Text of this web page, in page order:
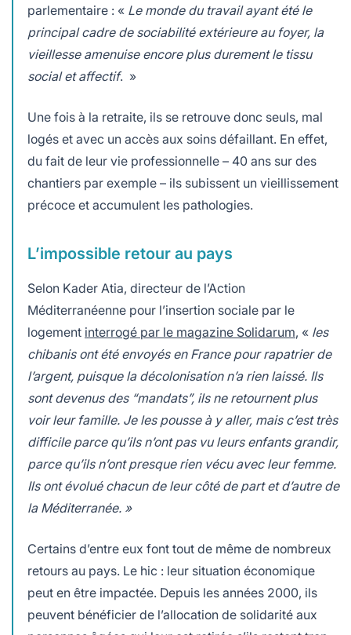
parlementaire : « Le monde du travail ayant été le
principal cadre de sociabilité extérieure au foyer, la
vieillesse amenuise encore plus durement le tissu
social et affectif. »
Une fois à la retraite, ils se retrouve donc seuls, mal
logés et avec un accès aux soins défaillant. En effet,
du fait de leur vie professionnelle – 40 ans sur des
chantiers par exemple – ils subissent un vieillissement
précoce et accumulent les pathologies.
L’impossible retour au pays
Selon Kader Atia, directeur de l’Action
Méditerranéenne pour l’insertion sociale par le
logement interrogé par le magazine Solidarum, « les
chibanis ont été envoyés en France pour rapatrier de
l’argent, puisque la décolonisation n’a rien laissé. Ils
sont devenus des “mandats”, ils ne retournent plus
voir leur famille. Je les pousse à y aller, mais c’est très
difficile parce qu’ils n’ont pas vu leurs enfants grandir,
parce qu’ils n’ont presque rien vécu avec leur femme.
Ils ont évolué chacun de leur côté de part et d’autre de
la Méditerranée. »
Certains d’entre eux font tout de même de nombreux
retours au pays. Le hic : leur situation économique
peut en être impactée. Depuis les années 2000, ils
peuvent bénéficier de l’allocation de solidarité aux